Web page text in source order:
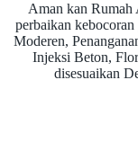
Aman kan Rumah
perbaikan
Moderen,
Injeksi Beton,
disesuaikan